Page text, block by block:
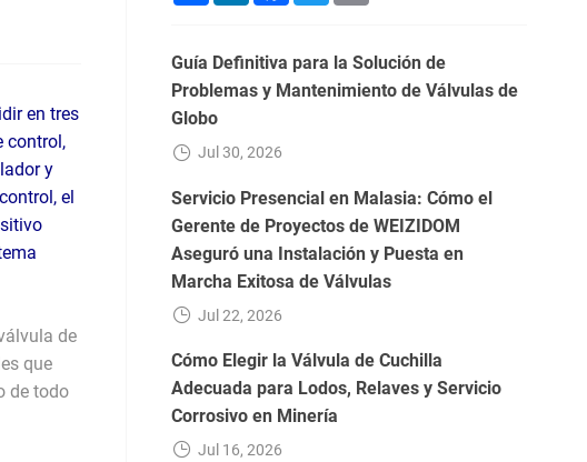
en tres
control,
y
el
de
que
de todo
Guía Definitiva para la Solución de
Problemas y Mantenimiento de Válvulas de
Globo
Jul 30, 2026
Servicio Presencial en Malasia: Cómo el
Gerente de Proyectos de WEIZIDOM
Aseguró una Instalación y Puesta en
Marcha Exitosa de Válvulas
Jul 22, 2026
Cómo Elegir la Válvula de Cuchilla
Adecuada para Lodos, Relaves y Servicio
Corrosivo en Minería
Jul 16, 2026